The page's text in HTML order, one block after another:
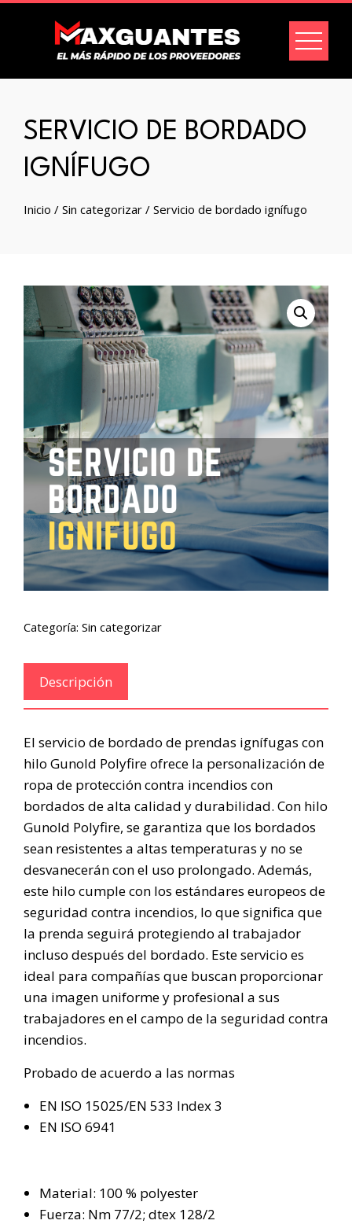
SERVICIO DE BORDADO
IGNÍFUGO
Inicio / Sin categorizar / Servicio de bordado ignífugo
Categoría: Sin categorizar
Descripción
El servicio de bordado de prendas ignífugas con
hilo Gunold Polyfire ofrece la personalización de
ropa de protección contra incendios con
bordados de alta calidad y durabilidad. Con hilo
Gunold Polyfire, se garantiza que los bordados
sean resistentes a altas temperaturas y no se
desvanecerán con el uso prolongado. Además,
este hilo cumple con los estándares europeos de
seguridad contra incendios, lo que significa que
la prenda seguirá protegiendo al trabajador
incluso después del bordado. Este servicio es
ideal para compañías que buscan proporcionar
una imagen uniforme y profesional a sus
trabajadores en el campo de la seguridad contra
incendios.
Probado de acuerdo a las normas
EN ISO 15025/EN 533 Index 3
EN ISO 6941
Material: 100 % polyester
Fuerza: Nm 77/2; dtex 128/2